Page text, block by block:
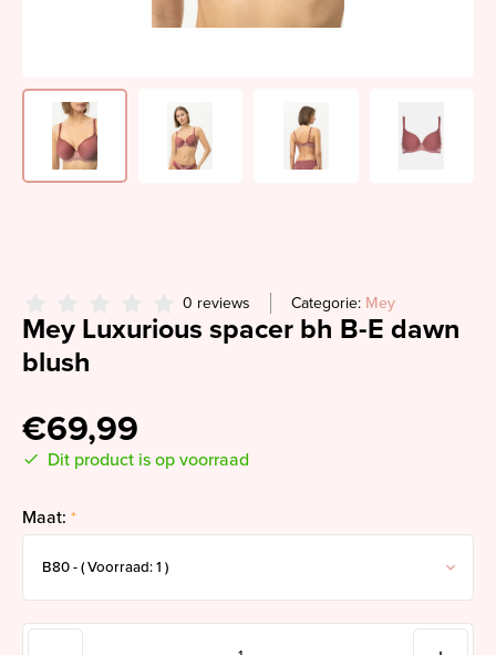
0 reviews Categorie: Mey
Mey Luxurious spacer bh B-E dawn
blush
€69,99
Dit product is op voorraad
Maat: *